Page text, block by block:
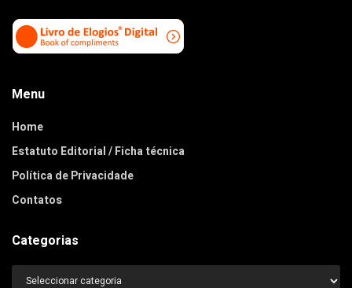
Menu
Home
Estatuto Editorial / Ficha técnica
Política de Privacidade
Contatos
Categorias
Categorias